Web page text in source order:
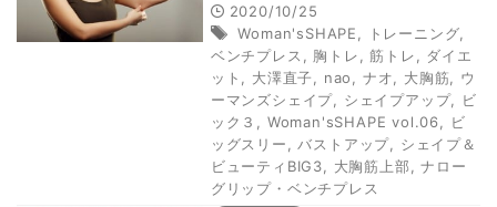
2020/10/25
Woman'sSHAPE
トレーニング
ベンチプレス
胸トレ ,筋トレ
ダイエ
ット
大澤直子 nao ナオ 大胸筋
ウ
ーマンズシェイプ
シェイプアップ,
ビ
ック３
Woman'sSHAPE vol.06
ビ
ッグスリー
バストアップ
シェイプ＆
ビューティBIG3
大胸筋上部 ,ナロー
グリップ・ベンチプレス